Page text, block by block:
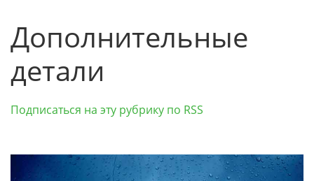
Дополнительные
детали
Подписаться на эту рубрику по RSS